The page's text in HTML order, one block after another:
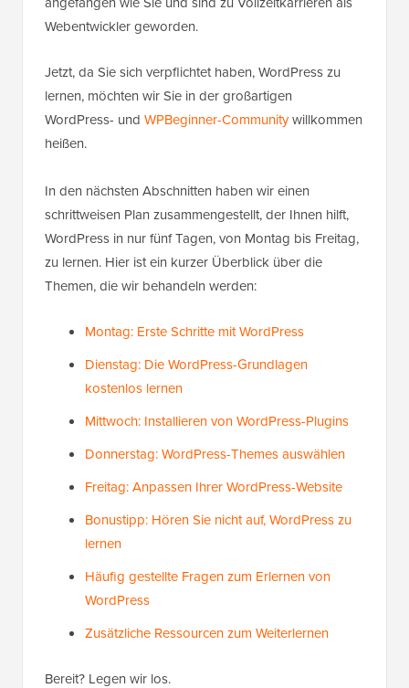
Webentwickler geworden.
Jetzt, da Sie sich verpflichtet haben, WordPress zu
lernen, möchten wir Sie in der großartigen
WordPress- und WPBeginner-Communitywillkommen
heißen.
In den nächsten Abschnitten haben wir einen
schrittweisen Plan zusammengestellt, der Ihnen hilft,
WordPress in nur fünf Tagen, von Montag bis Freitag,
zu lernen. Hier ist ein kurzer Überblick über die
Themen, die wir behandeln werden:
Montag: Erste Schritte mit WordPress
Dienstag: Die WordPress-Grundlagen
kostenlos lernen
Mittwoch: Installieren von WordPress-Plugins
Donnerstag: WordPress-Themes auswählen
Freitag: Anpassen Ihrer WordPress-Website
Bonustipp: Hören Sie nicht auf, WordPress zu
lernen
Häufig gestellte Fragen zum Erlernen von
WordPress
Zusätzliche Ressourcen zum Weiterlernen
Bereit? Legen wir los.